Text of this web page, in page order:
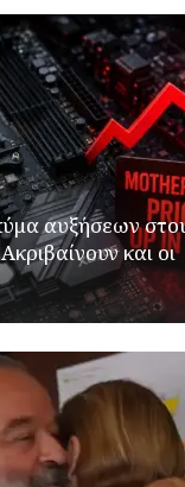
αυξήσεων
και οι